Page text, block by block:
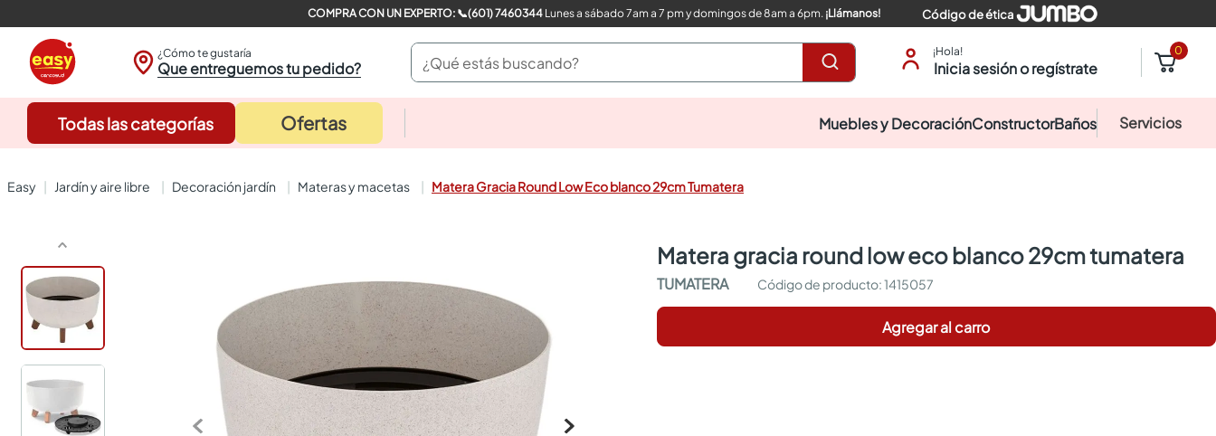
COMPRA CON UN EXPERTO: 📞(601) 7460344Lunes a sábado 7am a 7 pm y domingos de 8am a 6pm. ¡Llámanos! Código de ética
¿Cómo te gustaría
Que entreguemos tu pedido?
¿Qué estás buscando? ¡Hola!
Inicia sesión o regístrate
0
Todas las categorías Ofertas Muebles y DecoraciónConstructorBaños Servicios
jardín y aire libre decoración jardín materas y macetas Matera Gracia Round Low Eco blanco 29cm Tumatera
matera gracia round low eco blanco 29cm tumatera
TUMATERA :1415057
Agregar al carro
closet
sanitarios
comedores
neveras